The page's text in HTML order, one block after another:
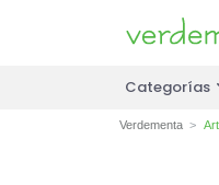
Categorías
Verdementa